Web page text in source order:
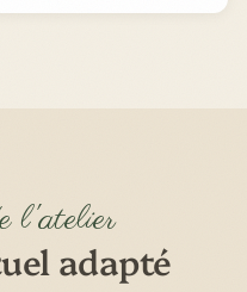
l'atelier
adapté